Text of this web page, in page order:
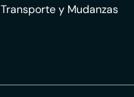
Transporte y Mudanzas